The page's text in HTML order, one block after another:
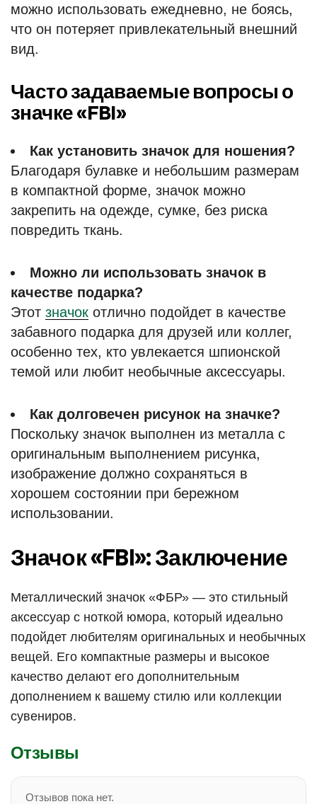
можно использовать ежедневно, не боясь,
что он потеряет привлекательный внешний
вид.
Часто задаваемые вопросы о
значке «FBI»
Как установить значок для ношения?
Благодаря булавке и небольшим размерам
в компактной форме, значок можно
закрепить на одежде, сумке, без риска
повредить ткань.
Можно ли использовать значок в
качестве подарка?
Этот значок отлично подойдет в качестве
забавного подарка для друзей или коллег,
особенно тех, кто увлекается шпионской
темой или любит необычные аксессуары.
Как долговечен рисунок на значке?
Поскольку значок выполнен из металла с
оригинальным выполнением рисунка,
изображение должно сохраняться в
хорошем состоянии при бережном
использовании.
Значок «FBI»: Заключение
Металлический значок «ФБР» — это стильный
аксессуар с ноткой юмора, который идеально
подойдет любителям оригинальных и необычных
вещей. Его компактные размеры и высокое
качество делают его дополнительным
дополнением к вашему стилю или коллекции
сувениров.
Отзывы
Отзывов пока нет.